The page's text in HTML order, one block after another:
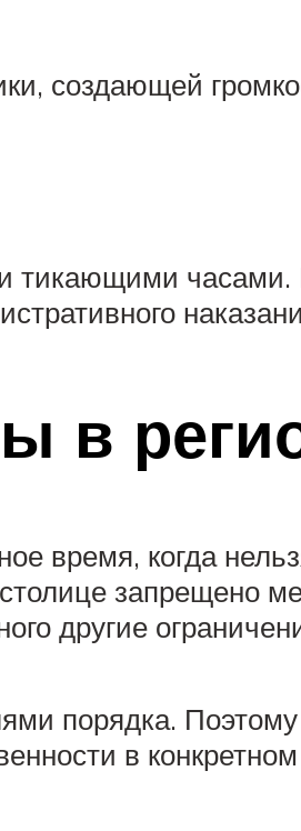
создающей
тикающими часами.
в
время, когда
запрещено
другие
порядка.
в конкретном